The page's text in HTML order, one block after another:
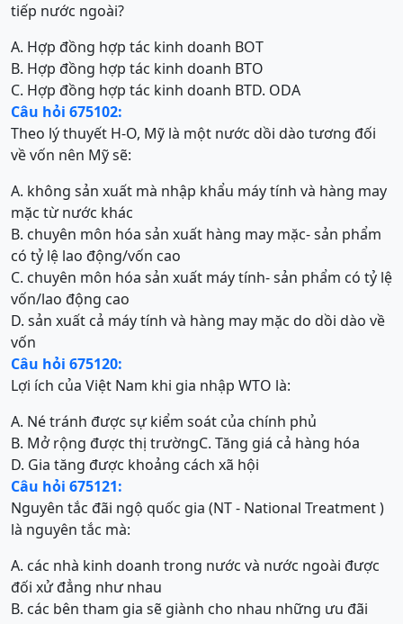
tiếp nước ngoài?
A. Hợp đồng hợp tác kinh doanh BOT
B. Hợp đồng hợp tác kinh doanh BTO
C. Hợp đồng hợp tác kinh doanh BTD. ODA
Câu hỏi 675102:
Theo lý thuyết H-O, Mỹ là một nước dồi dào tương đối
về vốn nên Mỹ sẽ:
A. không sản xuất mà nhập khẩu máy tính và hàng may
mặc từ nước khác
B. chuyên môn hóa sản xuất hàng may mặc- sản phẩm
có tỷ lệ lao động/vốn cao
C. chuyên môn hóa sản xuất máy tính- sản phẩm có tỷ lệ
vốn/lao động cao
D. sản xuất cả máy tính và hàng may mặc do dồi dào về
vốn
Câu hỏi 675120:
Lợi ích của Việt Nam khi gia nhập WTO là:
A. Né tránh được sự kiểm soát của chính phủ
B. Mở rộng được thị trườngC. Tăng giá cả hàng hóa
D. Gia tăng được khoảng cách xã hội
Câu hỏi 675121:
Nguyên tắc đãi ngộ quốc gia (NT - National Treatment )
là nguyên tắc mà:
A. các nhà kinh doanh trong nước và nước ngoài được
đối xử đẳng như nhau
B. các bên tham gia sẽ giành cho nhau những ưu đãi